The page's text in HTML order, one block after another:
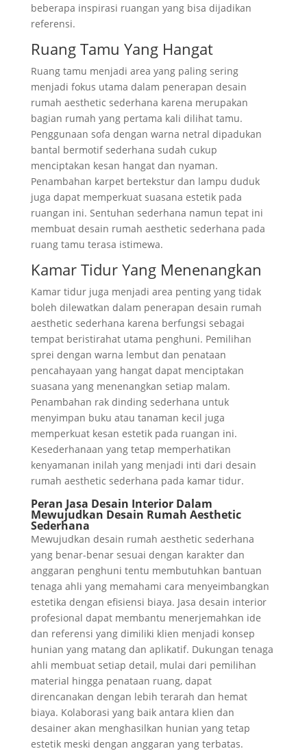
beberapa inspirasi ruangan yang bisa dijadikan
referensi.
Ruang Tamu Yang Hangat
Ruang tamu menjadi area yang paling sering
menjadi fokus utama dalam penerapan desain
rumah aesthetic sederhana karena merupakan
bagian rumah yang pertama kali dilihat tamu.
Penggunaan sofa dengan warna netral dipadukan
bantal bermotif sederhana sudah cukup
menciptakan kesan hangat dan nyaman.
Penambahan karpet bertekstur dan lampu duduk
juga dapat memperkuat suasana estetik pada
ruangan ini. Sentuhan sederhana namun tepat ini
membuat desain rumah aesthetic sederhana pada
ruang tamu terasa istimewa.
Kamar Tidur Yang Menenangkan
Kamar tidur juga menjadi area penting yang tidak
boleh dilewatkan dalam penerapan desain rumah
aesthetic sederhana karena berfungsi sebagai
tempat beristirahat utama penghuni. Pemilihan
sprei dengan warna lembut dan penataan
pencahayaan yang hangat dapat menciptakan
suasana yang menenangkan setiap malam.
Penambahan rak dinding sederhana untuk
menyimpan buku atau tanaman kecil juga
memperkuat kesan estetik pada ruangan ini.
Kesederhanaan yang tetap memperhatikan
kenyamanan inilah yang menjadi inti dari desain
rumah aesthetic sederhana pada kamar tidur.
Peran Jasa Desain Interior Dalam
Mewujudkan Desain Rumah Aesthetic
Sederhana
Mewujudkan desain rumah aesthetic sederhana
yang benar-benar sesuai dengan karakter dan
anggaran penghuni tentu membutuhkan bantuan
tenaga ahli yang memahami cara menyeimbangkan
estetika dengan efisiensi biaya. Jasa desain interior
profesional dapat membantu menerjemahkan ide
dan referensi yang dimiliki klien menjadi konsep
hunian yang matang dan aplikatif. Dukungan tenaga
ahli membuat setiap detail, mulai dari pemilihan
material hingga penataan ruang, dapat
direncanakan dengan lebih terarah dan hemat
biaya. Kolaborasi yang baik antara klien dan
desainer akan menghasilkan hunian yang tetap
estetik meski dengan anggaran yang terbatas.